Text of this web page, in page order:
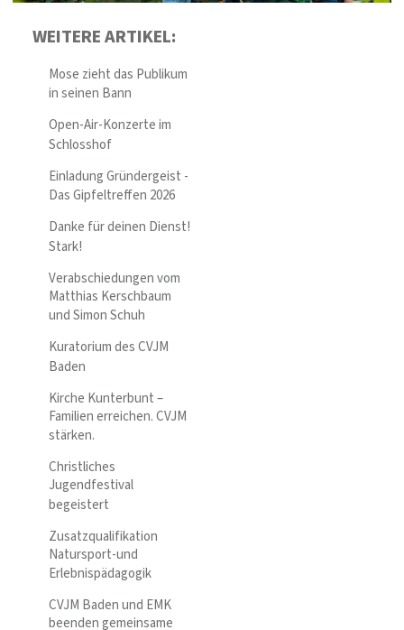
WEITERE ARTIKEL:
Mose zieht das Publikum
in seinen Bann
Open-Air-Konzerte im
Schlosshof
Einladung Gründergeist -
Das Gipfeltreffen 2026
Danke für deinen Dienst!
Stark!
Verabschiedungen vom
Matthias Kerschbaum
und Simon Schuh
Kuratorium des CVJM
Baden
Kirche Kunterbunt –
Familien erreichen. CVJM
stärken.
Christliches
Jugendfestival
begeistert
Zusatzqualifikation
Natursport-und
Erlebnispädagogik
CVJM Baden und EMK
beenden gemeinsame